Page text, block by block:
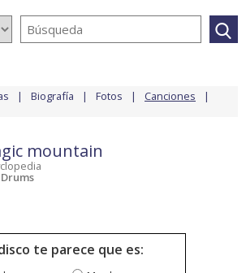
Biografía Fotos Canciones
mountain
te parece que es: